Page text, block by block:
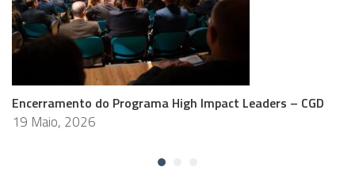
Encerramento do Programa High Impact Leaders – CGD
19 Maio, 2026